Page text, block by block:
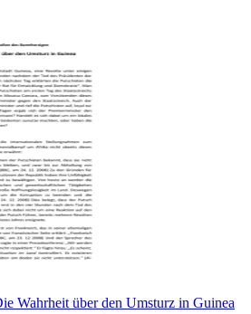
Wahrheit über den Umsturz in Guinea